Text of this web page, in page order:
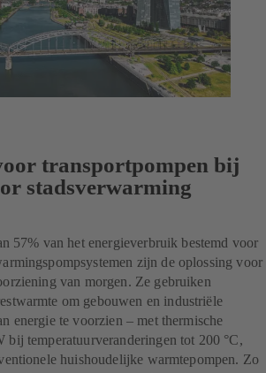
transportpompen bij
stadsverwarming
57% van het energieverbruik bestemd voor
zijn de oplossing voor
van morgen. Ze gebruiken
om gebouwen en industriële
energie te voorzien – met thermische
bij temperatuurveranderingen tot 200 °C,
huishoudelijke warmtepompen. Zo